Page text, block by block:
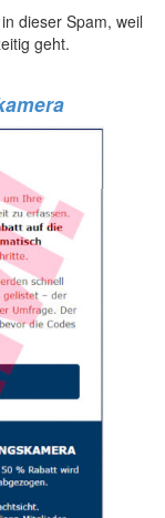
dieser Spam, weil
geht.